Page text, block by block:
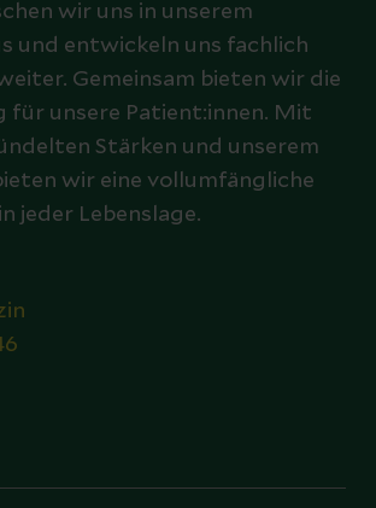
wir uns in unserem
und entwickeln uns fachlich
Gemeinsam bieten wir die
für unsere Patient:innen. Mit
Stärken und unserem
wir eine vollumfängliche
jeder Lebenslage.